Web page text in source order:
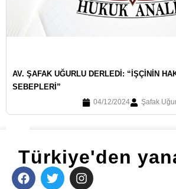
AV. ŞAFAK UĞURLU DERLEDI: “İŞÇININ
SEBEPLERI”
04/12/2024 Şafak
Türkiye'den